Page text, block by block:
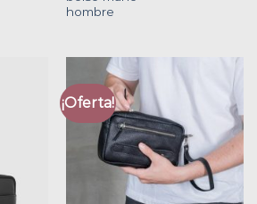
hombre
¡Oferta!